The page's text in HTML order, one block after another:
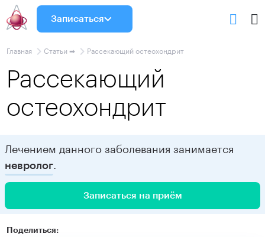
Записаться
Главная Статьи ➡ Рассекающий остеохондрит
Рассекающий
остеохондрит
Лечением данного заболевания занимается
невролог.
Записаться на приём
Поделиться: